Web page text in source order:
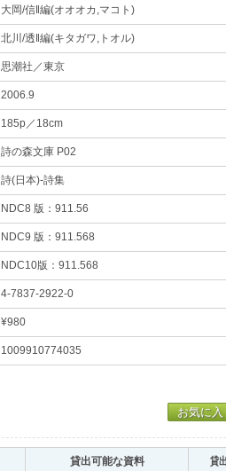
大岡/信‖編(オオオカ,マコト)
北川/透‖編(キタガワ,トオル)
思潮社／東京
2006.9
185p／18cm
詩の森文庫 P02
詩(日本)-詩集
NDC8 版：911.56
NDC9 版：911.568
NDC10版：911.568
4-7837-2922-0
¥980
1009910774035
お気に
貸出可能な資料 貸